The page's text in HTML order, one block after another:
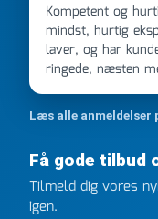
Kompetent og hurtig levering!
mindst, hurtig
laver, og har
ringede, næsten
kunne levere en
kunne overholde
ringede onsdag
efter kl 6.45! Kan
gang jeg skal
FØRST. De
Læs alle
Få gode tilbud
Tilmeld dig vores
igen.